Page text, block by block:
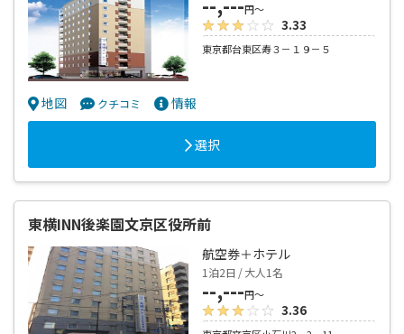
円～
3.33
東京都台東区寿３－１９－５
地図 クチコミ 情報
選択
東横INN後楽園文京区役所前
航空券＋ホテル
1泊2日 / 大人1名
--,---円～
3.36